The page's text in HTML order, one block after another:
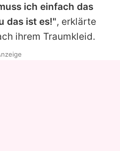
ich einfach das
das ist es!", erklärte
ihrem Traumkleid.